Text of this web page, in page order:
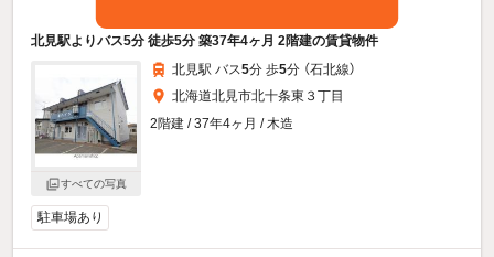
北見駅よりバス5分 徒歩5分 築37年4ヶ月 2階建の賃貸物件
すべての写真
北見駅 バス5分 歩5分 （石北線）
北海道北見市北十条東３丁目
2階建 / 37年4ヶ月 / 木造
駐車場あり